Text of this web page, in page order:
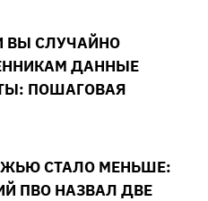
ВЫ СЛУЧАЙНО
ДАННЫЕ
ПОШАГОВАЯ
СТАЛО МЕНЬШЕ:
ПВО НАЗВАЛ ДВЕ